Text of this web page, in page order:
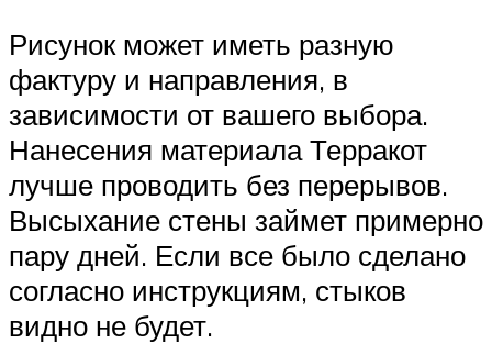
Рисунок может иметь разную
фактуру и направления, в
зависимости от вашего выбора.
Нанесения материала Терракот
лучше проводить без перерывов.
Высыхание стены займет примерно
пару дней. Если все было сделано
согласно инструкциям, стыков
видно не будет.